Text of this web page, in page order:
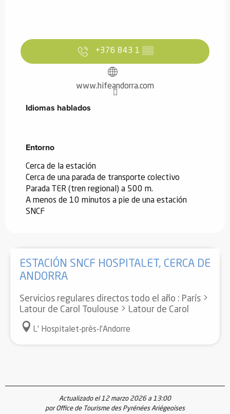
+376 843 1 ▒▒
www.hifeandorra.com
Idiomas hablados
Idiomas hablados
Entorno
Entorno
Cerca de la estación
Cerca de una parada de transporte colectivo
Parada TER (tren regional) a 500 m.
A menos de 10 minutos a pie de una estación
SNCF
ESTACIÓN SNCF HOSPITALET, CERCA DE
ANDORRA
Servicios regulares directos todo el año : París >
Latour de Carol Toulouse > Latour de Carol
L' Hospitalet-près-l'Andorre
Actualizado el 12 marzo 2026 a 13:00
por Office de Tourisme des Pyrénées Ariégeoises